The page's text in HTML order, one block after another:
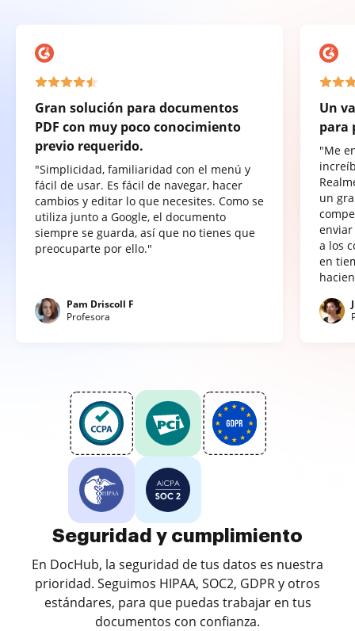
Gran solución para documentos
PDF con muy poco conocimiento
previo requerido.
"Simplicidad, familiaridad con el menú y
fácil de usar. Es fácil de navegar, hacer
cambios y editar lo que necesites. Como se
utiliza junto a Google, el documento
siempre se guarda, así que no tienes que
preocuparte por ello."
Pam Driscoll F
Profesora
Un
para
"Me
un
a los
en
Seguridad y cumplimiento
En DocHub, la seguridad de tus datos es nuestra
prioridad. Seguimos HIPAA, SOC2, GDPR y otros
estándares, para que puedas trabajar en tus
documentos con confianza.